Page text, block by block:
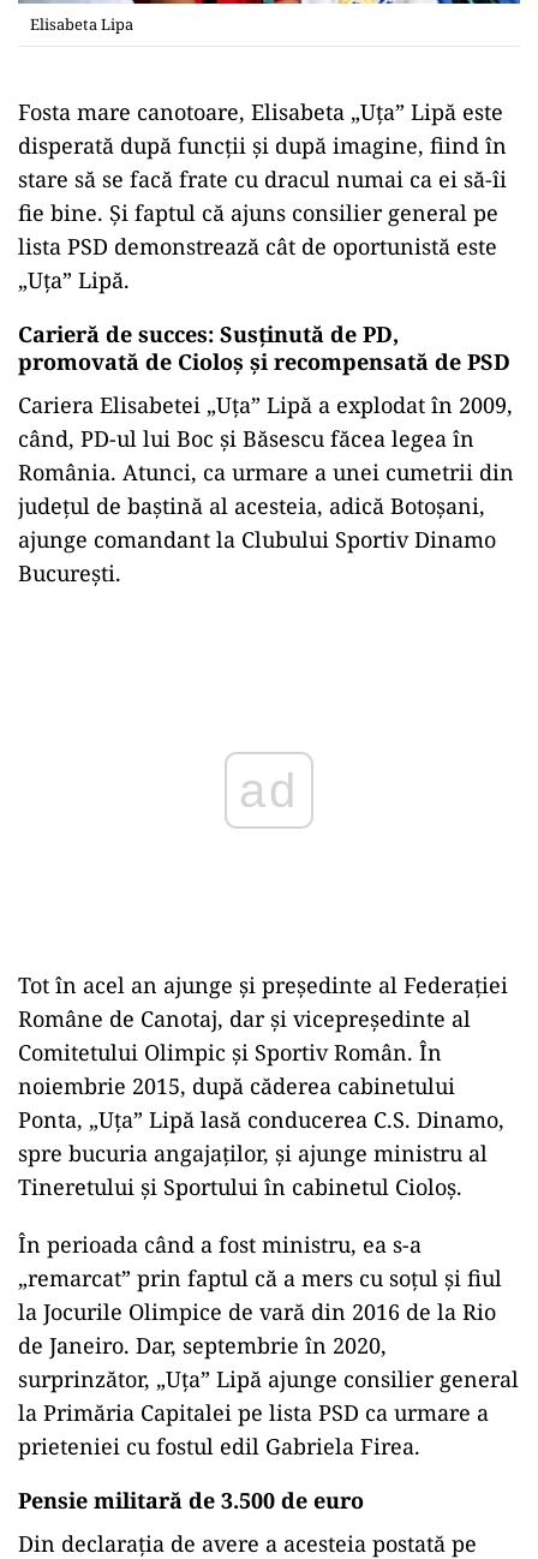
Elisabeta Lipa
Fosta mare canotoare, Elisabeta „Uța” Lipă este
disperată după funcții și după imagine, fiind în
stare să se facă frate cu dracul numai ca ei să-îi
fie bine. Și faptul că ajuns consilier general pe
lista PSD demonstrează cât de oportunistă este
„Uța” Lipă.
Carieră de succes: Susținută de PD,
promovată de Cioloș și recompensată de PSD
Cariera Elisabetei „Uța” Lipă a explodat în 2009,
când, PD-ul lui Boc și Băsescu făcea legea în
România. Atunci, ca urmare a unei cumetrii din
județul de baștină al acesteia, adică Botoșani,
ajunge comandant la Clubului Sportiv Dinamo
București.
Tot în acel an ajunge și președinte al Federației
Române de Canotaj, dar și vicepreședinte al
Comitetului Olimpic și Sportiv Român. În
noiembrie 2015, după căderea cabinetului
Ponta, „Uța” Lipă lasă conducerea C.S. Dinamo,
spre bucuria angajaților, și ajunge ministru al
Tineretului și Sportului în cabinetul Cioloș.
În perioada când a fost ministru, ea s-a
„remarcat” prin faptul că a mers cu soțul și fiul
la Jocurile Olimpice de vară din 2016 de la Rio
de Janeiro. Dar, septembrie în 2020,
surprinzător, „Uța” Lipă ajunge consilier general
la Primăria Capitalei pe lista PSD ca urmare a
prieteniei cu fostul edil Gabriela Firea.
Pensie militară de 3.500 de euro
Din declarația de avere a acesteia postată pe